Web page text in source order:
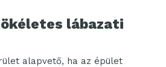
lábazati
alapvető, ha az épület